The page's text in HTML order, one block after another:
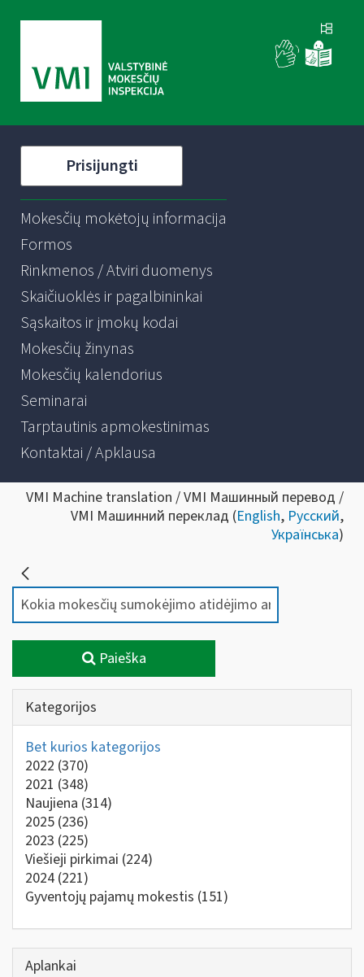
Prisijungti
Mokesčių mokėtojų informacija
Formos
Rinkmenos / Atviri duomenys
Skaičiuoklės ir pagalbininkai
Sąskaitos ir įmokų kodai
Mokesčių žinynas
Mokesčių kalendorius
Seminarai
Tarptautinis apmokestinimas
Kontaktai / Apklausa
VMI Machine translation / VMI Машинный перевод /
VMI Машинний переклад (English, Русский,
Українська)
Paieška
Kategorijos
Bet kurios kategorijos
2022 (370)
2021 (348)
Naujiena (314)
2025 (236)
2023 (225)
Viešieji pirkimai (224)
2024 (221)
Gyventojų pajamų mokestis (151)
Aplankai